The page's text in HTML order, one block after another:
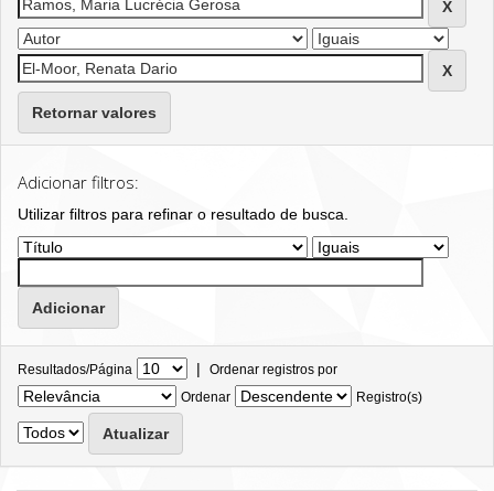
Retornar valores
Adicionar filtros:
Utilizar filtros para refinar o resultado de busca.
Resultados/Página | Ordenar registros por
Ordenar
Registro(s)